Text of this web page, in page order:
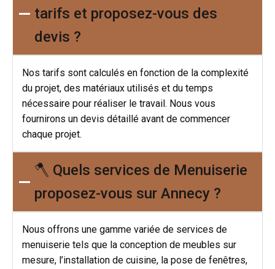
tarifs et proposez-vous des
devis ?
Nos tarifs sont calculés en fonction de la complexité
du projet, des matériaux utilisés et du temps
nécessaire pour réaliser le travail. Nous vous
fournirons un devis détaillé avant de commencer
chaque projet.
🪓 Quels services de Menuiserie
proposez-vous sur Annecy ?
Nous offrons une gamme variée de services de
menuiserie tels que la conception de meubles sur
mesure, l’installation de cuisine, la pose de fenêtres,